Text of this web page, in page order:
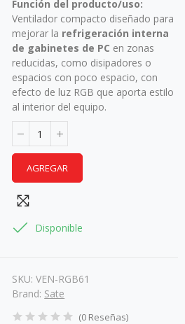
Función del producto/uso:
Ventilador compacto diseñado para
mejorar la refrigeración interna
de gabinetes de PC en zonas
reducidas, como disipadores o
espacios con poco espacio, con
efecto de luz RGB que aporta estilo
al interior del equipo.
AGREGAR
Disponible
SKU:VEN-RGB61
Brand: Sate
(0 Reseñas)